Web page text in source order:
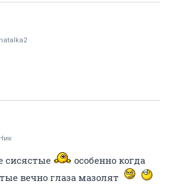
natalka2
Ник
сисястые
особенно когда
вечно глаза мазолят